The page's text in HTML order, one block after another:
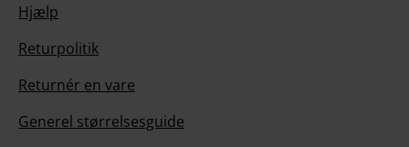
Hjælp
Returpolitik
Returnér en vare
Generel størrelsesguide